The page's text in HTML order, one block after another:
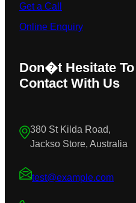
Get a Call
Online Enquiry
Don�t Hesitate To
Contact With Us
380 St Kilda Road,
Jackso Store, Australia
test@example.com